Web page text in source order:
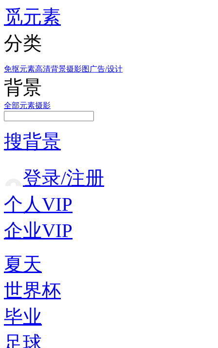
觅元素
分类
免抠元素高清背景摄影图 广告/设计
背景
全部元素摄影
搜背景
登录/注册
个人VIP
企业VIP
夏天
世界杯
毕业
足球